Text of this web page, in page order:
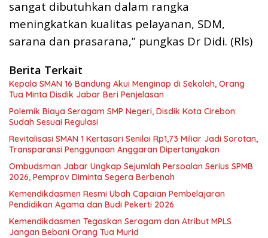
sangat dibutuhkan dalam rangka
meningkatkan kualitas pelayanan, SDM,
sarana dan prasarana,” pungkas Dr Didi. (Rls)
Berita Terkait
Kepala SMAN 16 Bandung Akui Menginap di Sekolah, Orang
Tua Minta Disdik Jabar Beri Penjelasan
Polemik Biaya Seragam SMP Negeri, Disdik Kota Cirebon:
Sudah Sesuai Regulasi
Revitalisasi SMAN 1 Kertasari Senilai Rp1,73 Miliar Jadi Sorotan,
Transparansi Penggunaan Anggaran Dipertanyakan
Ombudsman Jabar Ungkap Sejumlah Persoalan Serius SPMB
2026, Pemprov Diminta Segera Berbenah
Kemendikdasmen Resmi Ubah Capaian Pembelajaran
Pendidikan Agama dan Budi Pekerti 2026
Kemendikdasmen Tegaskan Seragam dan Atribut MPLS
Jangan Bebani Orang Tua Murid